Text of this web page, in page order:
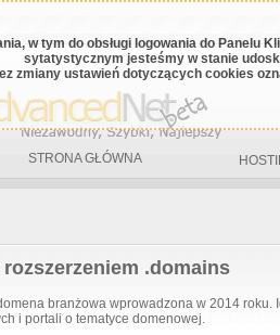
w tym do obsługi logowania do
sytatystycznym jesteśmy w stanie
zmiany ustawień dotyczących cookies
STRONA GŁÓWNA
.domains
branżowa wprowadzona w 2014 roku.
i portali o tematyce domenowej.